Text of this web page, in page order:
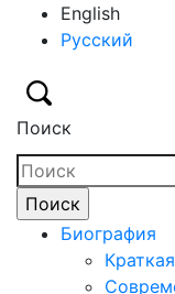
English
Русский
Поиск
Биография